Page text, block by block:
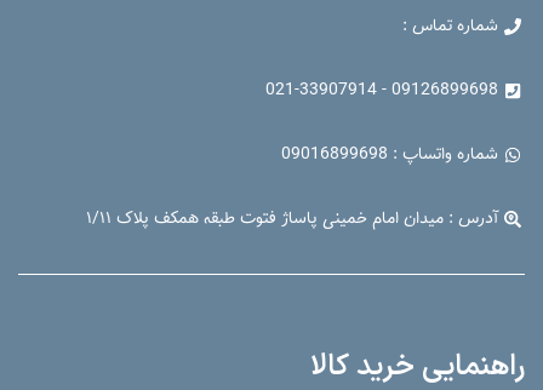
شماره تماس :
09126899698 - 021-33907914
شماره واتساپ : 09016899698
آدرس : میدان امام خمینی پاساژ فتوت طبقه همکف پلاک ۱/۱۱
راهنمایی خرید کالا